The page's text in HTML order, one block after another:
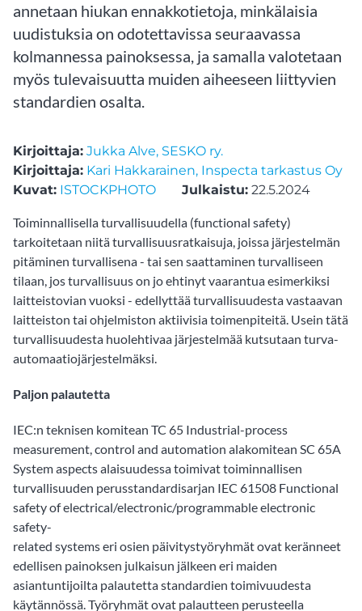
annetaan hiukan ennakkotietoja, minkälaisia
uudistuksia on odotettavissa seuraavassa
kolmannessa painoksessa, ja samalla valotetaan
myös tulevaisuutta muiden aiheeseen liittyvien
standardien osalta.
Kirjoittaja: Jukka Alve, SESKO ry.
Kirjoittaja: Kari Hakkarainen, Inspecta tarkastus Oy
Kuvat: ISTOCKPHOTO Julkaistu: 22.5.2024
Toiminnallisella turvallisuudella (functional safety)
tarkoitetaan niitä turvallisuusratkaisuja, joissa järjestelmän
pitäminen turvallisena - tai sen saattaminen turvalliseen
tilaan, jos turvallisuus on jo ehtinyt vaarantua esimerkiksi
laitteistovian vuoksi - edellyttää turvallisuudesta vastaavan
laitteiston tai ohjelmiston aktiivisia toimenpiteitä. Usein tätä
turvallisuudesta huolehtivaa järjestelmää kutsutaan turva-
automaatiojärjestelmäksi.
Paljon palautetta
IEC:n teknisen komitean TC 65 Industrial-process
measurement, control and automation alakomitean SC 65A
System aspects alaisuudessa toimivat toiminnallisen
turvallisuuden perusstandardisarjan IEC 61508 Functional
safety of electrical/electronic/programmable electronic
safety-
related systems eri osien päivitystyöryhmät ovat keränneet
edellisen painoksen julkaisun jälkeen eri maiden
asiantuntijoilta palautetta standardien toimivuudesta
käytännössä. Työryhmät ovat palautteen perusteella